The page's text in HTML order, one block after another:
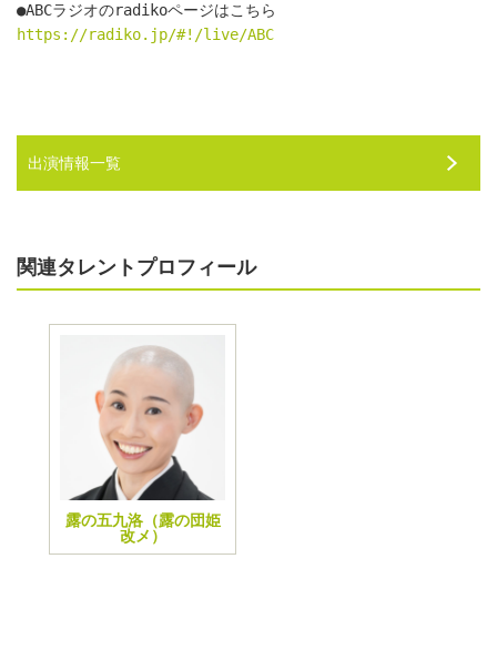
●ABCラジオのradikoページはこちら
https://radiko.jp/#!/live/ABC
出演情報一覧
関連タレントプロフィール
露の五九洛（露の団姫
改メ）